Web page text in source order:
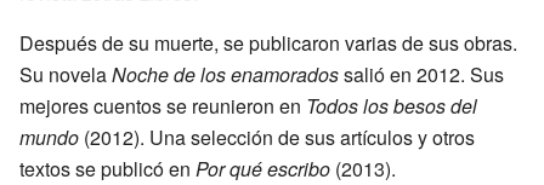
Después de su muerte, se publicaron varias de sus obras.
Su novelaNoche de los enamoradossalió en 2012. Sus
mejores cuentos se reunieron en Todos los besos del
mundo (2012). Una selección de sus artículos y otros
textos se publicó en Por qué escribo (2013).